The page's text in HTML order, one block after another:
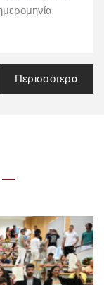
Περισσότερα